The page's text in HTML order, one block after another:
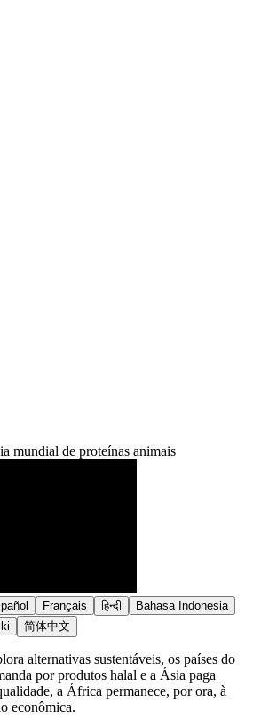
mundial de proteínas animais
Français हिन्दी
Bahasa Indonesia
简体中文
alternativas sustentáveis, os países do
por produtos halal e a Ásia paga
a África permanece, por ora, à
econômica.